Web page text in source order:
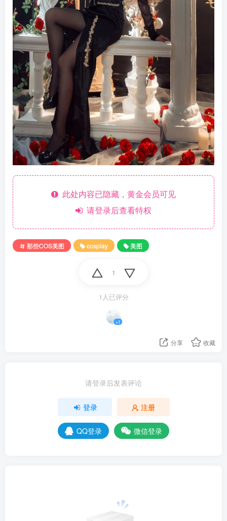
此处内容已隐藏，黄金会员可见
请登录后查看特权
那些COS美图 cosplay 美图
1
1人已评分
+1
分享 收藏
请登录后发表评论
登录 注册
QQ登录 微信登录